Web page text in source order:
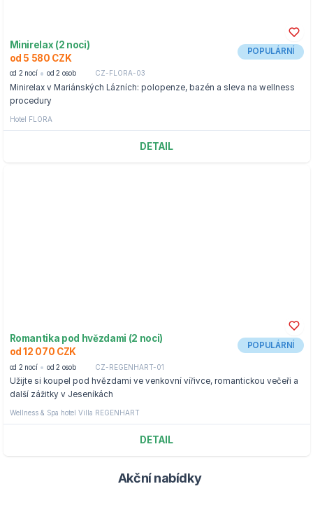
Minirelax (2 noci)
od 5 580 CZK
POPULÁRNÍ
od 2 nocí od 2 osob CZ-FLORA-03
Minirelax v Mariánských Lázních: polopenze, bazén a sleva na wellness
procedury
Hotel FLORA
DETAIL
Romantika pod hvězdami (2 noci)
od 12 070 CZK
POPULÁRNÍ
od 2 nocí od 2 osob CZ-REGENHART-01
Užijte si koupel pod hvězdami ve venkovní vířivce, romantickou večeři a
další zážitky v Jeseníkách
Wellness & Spa hotel Villa REGENHART
DETAIL
Akční nabídky